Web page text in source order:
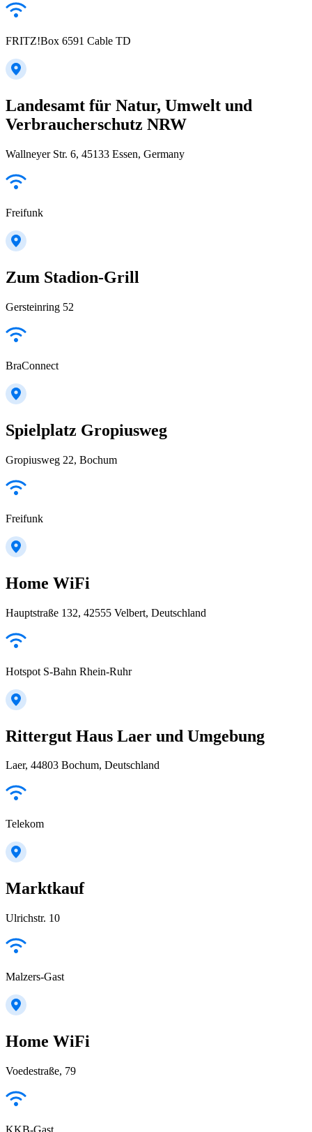
FRITZ!Box 6591 Cable TD
Landesamt für Natur, Umwelt und
Verbraucherschutz NRW
Wallneyer Str. 6, 45133 Essen, Germany
Freifunk
Zum Stadion-Grill
Gersteinring 52
BraConnect
Spielplatz Gropiusweg
Gropiusweg 22, Bochum
Freifunk
Home WiFi
Hauptstraße 132, 42555 Velbert, Deutschland
Hotspot S-Bahn Rhein-Ruhr
Rittergut Haus Laer und Umgebung
Laer, 44803 Bochum, Deutschland
Telekom
Marktkauf
Ulrichstr. 10
Malzers-Gast
Home WiFi
Voedestraße, 79
KKB-Gast